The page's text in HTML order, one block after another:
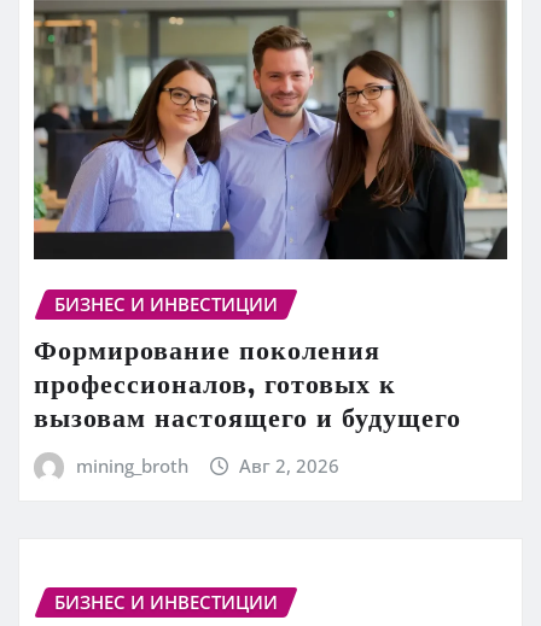
БИЗНЕС И ИНВЕСТИЦИИ
Формирование поколения
профессионалов, готовых к
вызовам настоящего и будущего
mining_broth Авг 2, 2026
БИЗНЕС И ИНВЕСТИЦИИ